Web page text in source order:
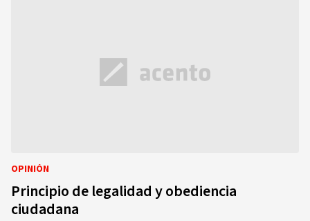
OPINIÓN
Principio de legalidad y obediencia
ciudadana